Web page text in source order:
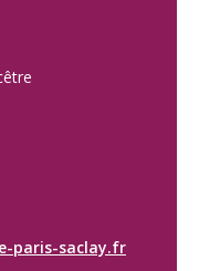
paris-saclay.fr